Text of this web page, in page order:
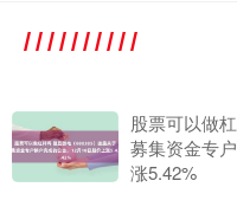
股票可以做
募集资金专
涨5.42%